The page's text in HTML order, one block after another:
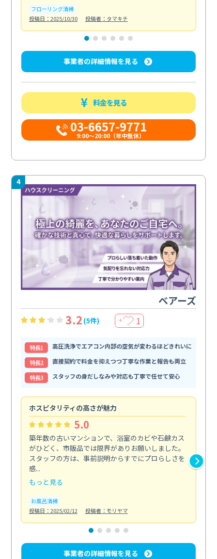
フローリング清掃
投稿日：2025/10/30
投稿者：タマキチ
事業者の詳細情報を見る
料金を見る
03-6657-9771
9:00～20:00（年中無休）
4
ベアーズ
3.2 (5件) ＋ 1
特⻑1
高圧洗浄でエアコン内部の空気が変わるほどきれいに
特⻑2
直接契約で料金を抑えつつ丁寧な作業と報告も両立
特⻑3
スタッフの身だしなみや対応も丁寧で任せて安心
ホスピタリティの高さが魅力
5.0
築年数の古いマンションで、浴室のカビや石鹸カス
がひどく、市販品では限界がありお願いしました。
スタッフの方は、事前説明からすでにプロらしさを
感...
もっと見る
お風呂清掃
投稿日：2025/02/12
投稿者：モリヤマ
事業者の詳細情報を見る